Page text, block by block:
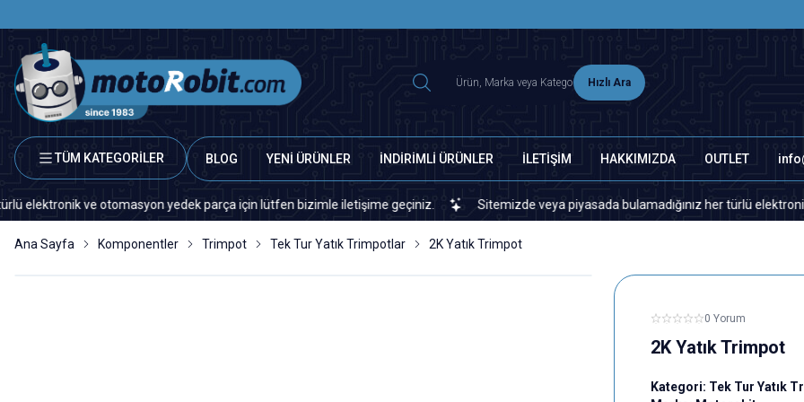
Hızlı Ara
TÜM KATEGORİLER BLOG YENİ ÜRÜNLER İNDİRİMLİ ÜRÜNLER İLETİŞİM HAKKIMIZDA OUTLET
ve otomasyon yedek parça için lütfen bizimle iletişime geçiniz. Sitemizde veya piyasada bulamadığınız her türlü elektronik ve
Ana Sayfa Komponentler Trimpot Tek Tur Yatık Trimpotlar 2K Yatık Trimpot
0 Yorum
2K Yatık Trimpot
Kategori: Tek Tur Yatık